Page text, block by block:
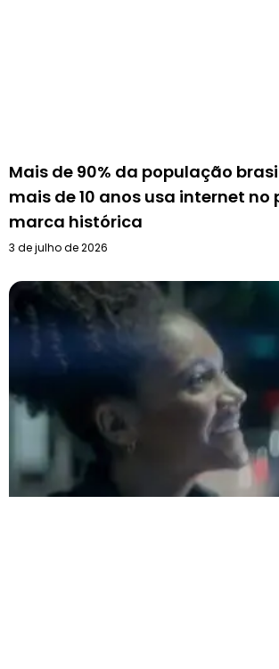
Mais de 90% da população
mais de 10 anos usa internet no
marca histórica
3 de julho de 2026